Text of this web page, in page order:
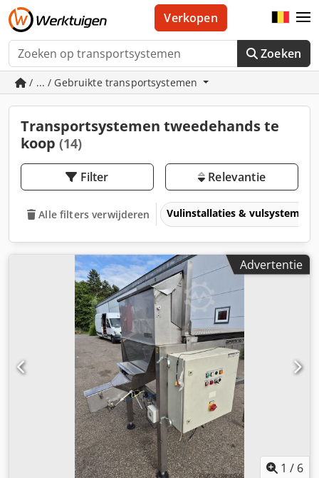
Zoeken
Verkopen
/ ... / Gebruikte transportsystemen
Transportsystemen tweedehands te
koop (14)
Filter Relevantie
Alle filters verwijderen Vulinstallaties & vulsystemen
Advertentie
1 / 6